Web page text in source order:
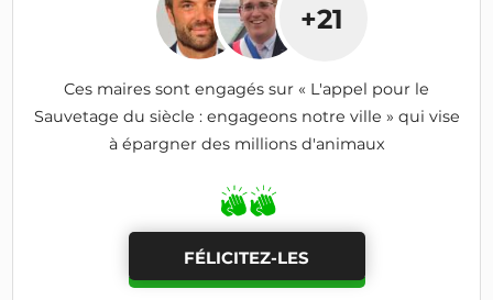
+21
Ces maires sont engagés sur « L'appel pour le
Sauvetage du siècle : engageons notre ville » qui vise
à épargner des millions d'animaux
FÉLICITEZ-LES